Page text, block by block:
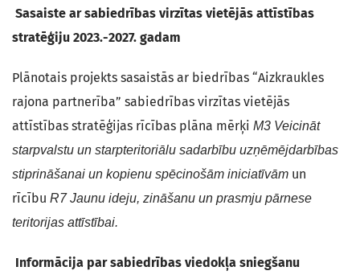
Sasaiste ar sabiedrības virzītas vietējās attīstības
stratēģiju 2023.-2027. gadam
Plānotais projekts sasaistās ar biedrības “Aizkraukles
rajona partnerība” sabiedrības virzītas vietējās
attīstības stratēģijas rīcības plāna mērķi M3 Veicināt
starpvalstu un starpteritoriālu sadarbību uzņēmējdarbības
stiprināšanai un kopienu spēcinošām iniciatīvām un
rīcību R7 Jaunu ideju, zināšanu un prasmju pārnese
teritorijas attīstībai.
Informācija par sabiedrības viedokļa sniegšanu